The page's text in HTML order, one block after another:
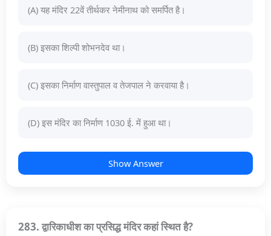
(A) यह मंदिर 22वें तीर्थकर नेमीनाथ को समर्पित है।
(B) इसका शिल्पी शोभनदेव था।
(C) इसका निर्माण वास्तुपाल व तेजपाल ने करवाया है।
(D) इस मंदिर का निर्माण 1030 ई. में हुआ था।
Show Answer
283. द्वारिकाधीश का प्रसिद्ध मंदिर कहां स्थित है?